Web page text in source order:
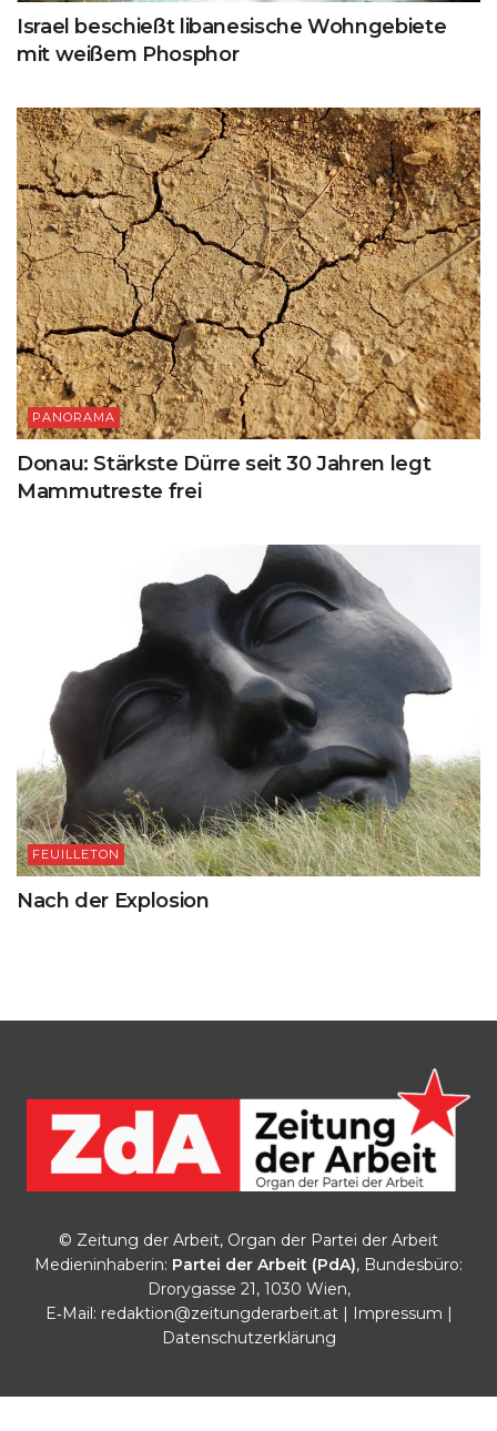
Israel beschießt libanesische Wohngebiete
mit weißem Phosphor
PANORAMA
Donau: Stärkste Dürre seit 30 Jahren legt
Mammutreste frei
FEUILLETON
Nach der Explosion
© Zeitung der Arbeit, Organ der Partei der Arbeit
Medieninhaberin: Partei der Arbeit (PdA), Bundesbüro:
Drorygasse 21, 1030 Wien,
E‑Mail: redaktion@zeitungderarbeit.at| Impressum |
Datenschutzerklärung